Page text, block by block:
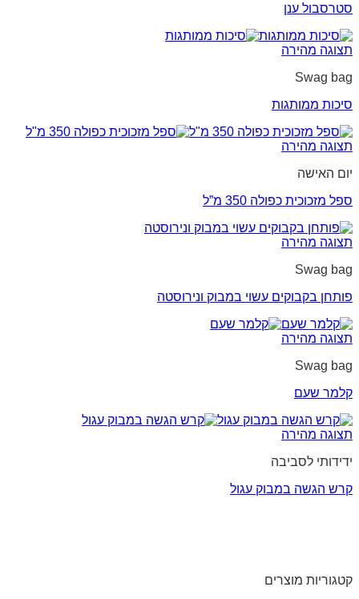
סטרסבול ענן
תצוגה מהירה
Swag bag
סיכות ממותגות
תצוגה מהירה
יום האישה
ספל מזכוכית כפולה 350 מ”ל
תצוגה מהירה
Swag bag
פותחן בקבוקים עשוי במבוק ונירוסטה
תצוגה מהירה
Swag bag
קלמר שעם
תצוגה מהירה
ידידותי לסביבה
קרש הגשה במבוק עגול
קטגוריות מוצרים